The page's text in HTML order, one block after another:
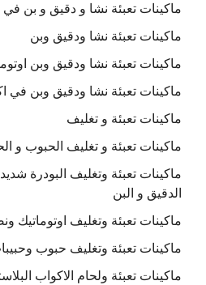
ماكينات تعبئة نشا و دقيق و بن في
ماكينات تعبئة نشا ودقيق وبن
ماكينات تعبئة نشا ودقيق وبن
ماكينات تعبئة نشا ودقيق وبن في
ماكينات تعبئة و تغليف
ماكينات تعبئة و تغليف الحبوب و
ماكينات تعبئة وتغليف البودرة
الدقيق و البن
ماكينات تعبئة وتغليف اوتوماتيك
ماكينات تعبئة وتغليف حبوب
ماكينات تعبئة ولحام الاكواب